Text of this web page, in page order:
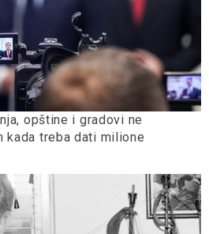
opštine i gradovi ne
kada treba dati milione